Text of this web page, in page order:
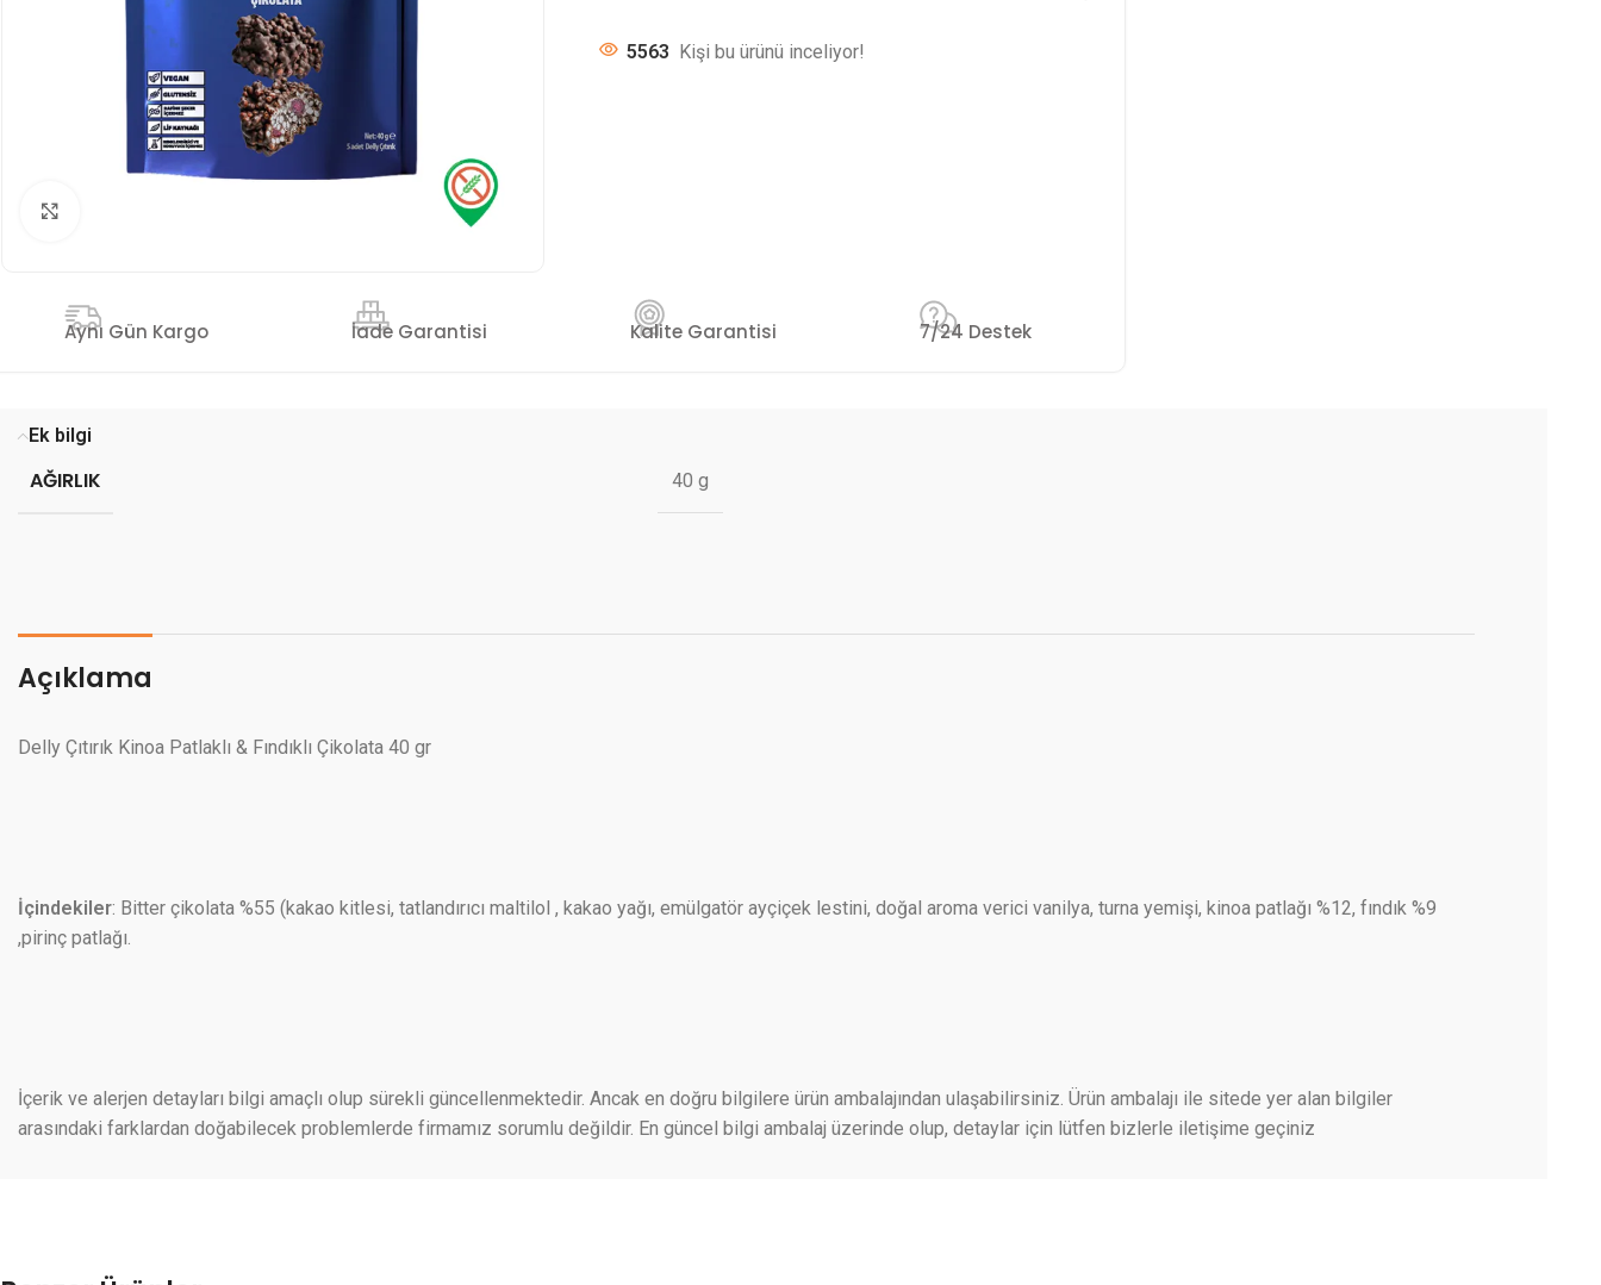
5563 Kişi bu ürünü inceliyor!
Aynı Gün Kargo İade Garantisi Kalite Garantisi 7/24 Destek
Ek bilgi
AĞIRLIK 40 g
Açıklama
Delly Çıtırık Kinoa Patlaklı & Fındıklı Çikolata 40 gr
İçindekiler: Bitter çikolata %55 (kakao kitlesi, tatlandırıcı maltilol , kakao yağı, emülgatör ayçiçek lestini, doğal aroma verici vanilya, turna yemişi, kinoa patlağı %12, fındık %9
,pirinç patlağı.
İçerik ve alerjen detayları bilgi amaçlı olup sürekli güncellenmektedir. Ancak en doğru bilgilere ürün ambalajından ulaşabilirsiniz. Ürün ambalajı ile sitede yer alan bilgiler
arasındaki farklardan doğabilecek problemlerde firmamız sorumlu değildir. En güncel bilgi ambalaj üzerinde olup, detaylar için lütfen bizlerle iletişime geçiniz